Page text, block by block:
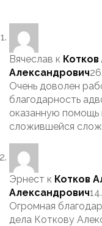
Вячеслав к
Александрович
Очень доволен
благодарность
оказанную помощь
сложившейся
Эрнест к Котков
Александрович
Огромная
дела Коткову